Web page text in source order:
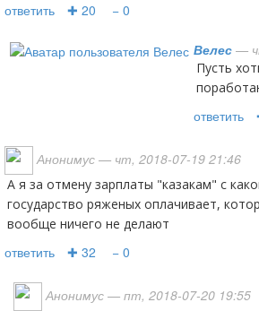
ответить ✚ 20 − 0
Велес —
Пусть хоть до пенсии
ответить
Анонимус — чт, 2018-07-19 21:46
А я за отмену зарплаты "казакам" с какого рожна
государство ряженых оплачивает,
вообще ничего не делают
ответить ✚ 32 − 0
Анонимус — пт, 2018-07-20 19:55